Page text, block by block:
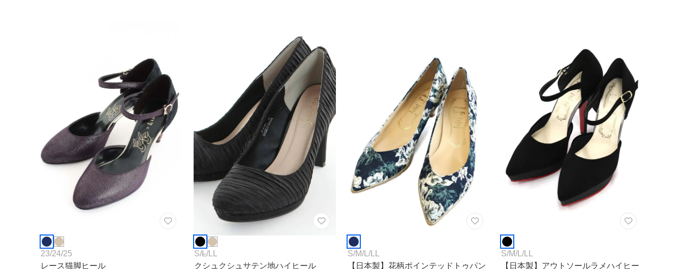
23/24/25
レース猫脚ヒール
S/L/LL
クシュクシュサテン地ハイヒール
S/M/L /LL
【日本製】花柄ポインテッドトゥパン
S/M/L /LL
【日本製】アウトソールラメハイヒー